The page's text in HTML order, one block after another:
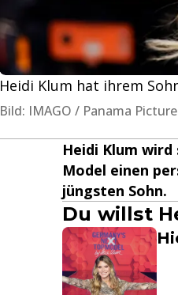
Heidi Klum hat ihrem
Bild: IMAGO / Panama
Heidi Klum
Model einen
jüngsten Sohn.
Du willst